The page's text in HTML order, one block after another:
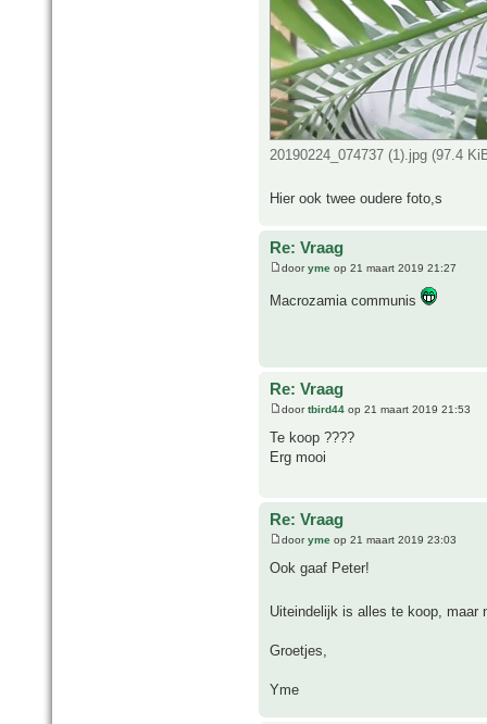
20190224_074737 (1).jpg (97.4
Hier ook twee oudere foto,s
Re: Vraag
dooryme op 21 maart 2019 21:27
Macrozamia communis
Re: Vraag
doortbird44 op 21 maart 2019 21:53
Te koop ????
Erg mooi
Re: Vraag
dooryme op 21 maart 2019 23:03
Ook gaaf Peter!
Uiteindelijk is alles te koop,
Groetjes,
Yme